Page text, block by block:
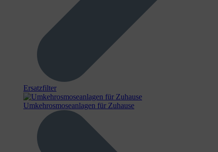
Ersatzfilter
Umkehrosmoseanlagen für Zuhause